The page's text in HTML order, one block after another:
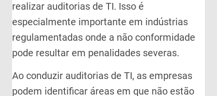
realizar auditorias de TI. Isso é
especialmente importante em indústrias
regulamentadas onde a não conformidade
pode resultar em penalidades severas.
Ao conduzir auditorias de TI, as empresas
podem identificar áreas em que não estão